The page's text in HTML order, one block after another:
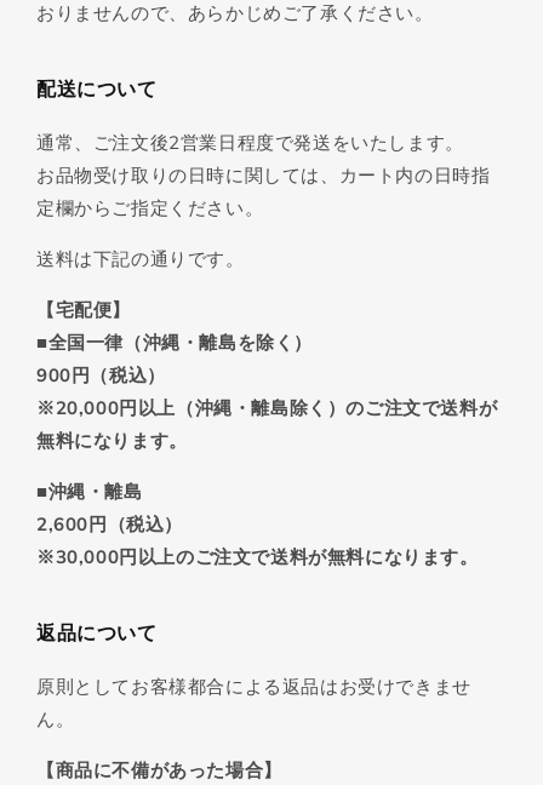
おりませんので、あらかじめご了承ください。
配送について
通常、ご注文後2営業日程度で発送をいたします。
お品物受け取りの日時に関しては、カート内の日時指
定欄からご指定ください。
送料は下記の通りです。
【宅配便】
■全国一律（沖縄・離島を除く）
900円（税込）
※20,000円以上（沖縄・離島除く）のご注文で送料が
無料になります。
■沖縄・離島
2,600円（税込）
※30,000円以上のご注文で送料が無料になります。
返品について
原則としてお客様都合による返品はお受けできませ
ん。
【商品に不備があった場合】